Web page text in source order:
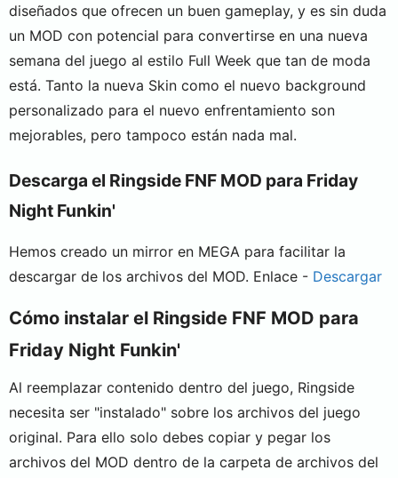
diseñados que ofrecen un buen gameplay, y es sin duda
un MOD con potencial para convertirse en una nueva
semana del juego al estilo Full Week que tan de moda
está. Tanto la nueva Skin como el nuevo background
personalizado para el nuevo enfrentamiento son
mejorables, pero tampoco están nada mal.
Descarga el Ringside FNF MOD para Friday
Night Funkin'
Hemos creado un mirror en MEGA para facilitar la
descargar de los archivos del MOD. Enlace - Descargar
Cómo instalar el Ringside FNF MOD para
Friday Night Funkin'
Al reemplazar contenido dentro del juego, Ringside
necesita ser "instalado" sobre los archivos del juego
original. Para ello solo debes copiar y pegar los
archivos del MOD dentro de la carpeta de archivos del